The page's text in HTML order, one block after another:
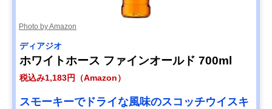
Photo by Amazon
ディアジオ
ホワイトホース ファインオールド 700ml
税込み1,183円（Amazon）
スモーキーでドライな風味のスコッチウイスキ